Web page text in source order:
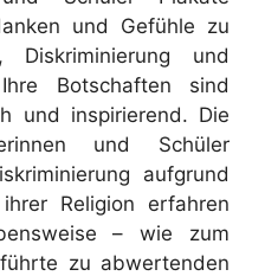
und Gefühle zu
und
Botschaften sind
und inspirierend. Die
und Schüler
aufgrund
Religion erfahren
– wie zum
zu abwertenden